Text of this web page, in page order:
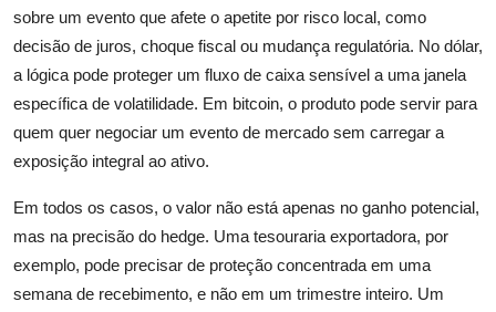
sobre um evento que afete o apetite por risco local, como
decisão de juros, choque fiscal ou mudança regulatória. No dólar,
a lógica pode proteger um fluxo de caixa sensível a uma janela
específica de volatilidade. Em bitcoin, o produto pode servir para
quem quer negociar um evento de mercado sem carregar a
exposição integral ao ativo.
Em todos os casos, o valor não está apenas no ganho potencial,
mas na precisão do hedge. Uma tesouraria exportadora, por
exemplo, pode precisar de proteção concentrada em uma
semana de recebimento, e não em um trimestre inteiro. Um